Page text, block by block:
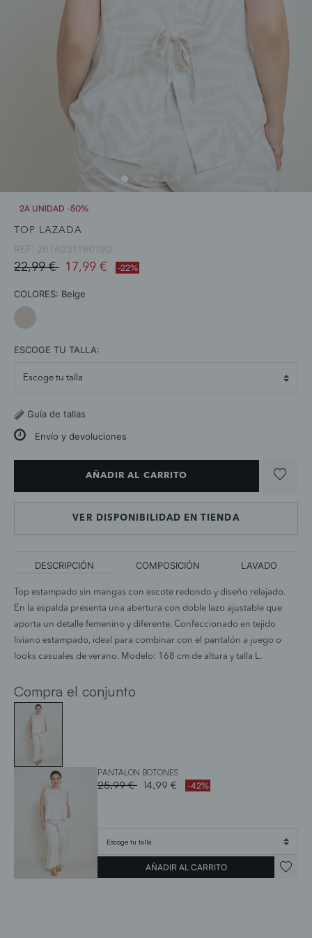
2A UNIDAD -50%
TOP LAZADA
REF: 2614031190190
Price reduced from
22,99 €to17,99 € -22%
COLORES: Beige
ESCOGE TU TALLA:
Guía de tallas
Envío y devoluciones
AÑADIR AL CARRITO
VER DISPONIBILIDAD EN TIENDA
DESCRIPCIÓN COMPOSICIÓN LAVADO
Top estampado sin mangas con escote redondo y diseño relajado.
En la espalda presenta una abertura con doble lazo ajustable que
aporta un detalle femenino y diferente. Confeccionado en tejido
liviano estampado, ideal para combinar con el pantalón a juego o
looks casuales de verano. Modelo: 168 cm de altura y talla L.
Compra el conjunto
PANTALON BOTONES
Price reduced from
25,99 €to14,99 € -42%
AÑADIR AL CARRITO